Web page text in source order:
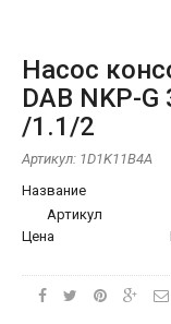
Насос
DAB NKP-
/1.1/2
Артикул: 1D1K11B4A
Название
Артикул
Цена